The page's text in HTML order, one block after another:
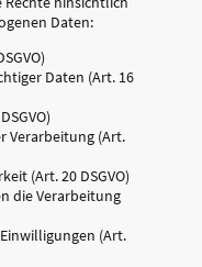
Daten:
Daten (Art. 16
Verarbeitung (Art.
(Art. 20 DSGVO)
die Verarbeitung
(Art.